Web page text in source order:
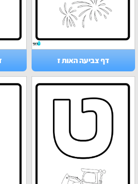
דף צביעה האות ז